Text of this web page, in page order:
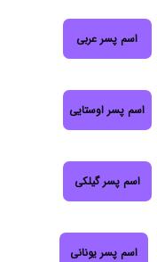
اسم پسر عربی
اسم پسر اوستایی
اسم پسر گیلکی
اسم پسر یونانی